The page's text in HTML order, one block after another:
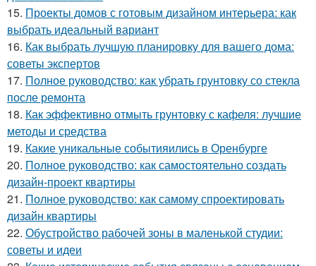
15. Проекты домов с готовым дизайном интерьера: как
выбрать идеальный вариант
16. Как выбрать лучшую планировку для вашего дома:
советы экспертов
17. Полное руководство: как убрать грунтовку со стекла
после ремонта
18. Как эффективно отмыть грунтовку с кафеля: лучшие
методы и средства
19. Какие уникальные событияились в Оренбурге
20. Полное руководство: как самостоятельно создать
дизайн-проект квартиры
21. Полное руководство: как самому спроектировать
дизайн квартиры
22. Обустройство рабочей зоны в маленькой студии:
советы и идеи